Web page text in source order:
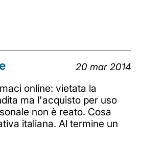
20 mar 2014
online: vietata la
ma l'acquisto per uso
non è reato. Cosa
italiana. Al termine un